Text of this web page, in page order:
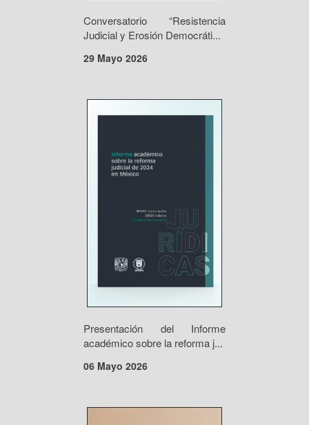
Conversatorio “Resistencia
Judicial y Erosión Democráti...
29 Mayo 2026
Presentación del Informe
académico sobre la reforma j...
06 Mayo 2026